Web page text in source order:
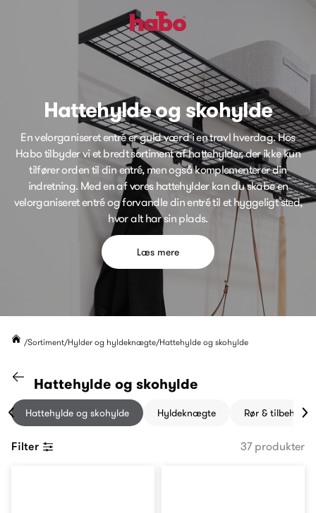
Hattehylde og skohylde
En velorganiseret entré er guld værd i en travl hverdag. Hos
Habo tilbyder vi et bredt sortiment af hattehylder, der ikke kun
tilfører orden til din entré, men også komplementerer din
indretning. Med en af vores hattehylder kan du skabe en
velorganiseret entré og forvandle din entré til et hyggeligt sted,
hvor alt har sin plads.
Læs mere
Sortiment Hylder og hyldeknægte Hattehylde og skohylde
Gå til "Hylder og hyldeknægte" kategori
Hattehylde og skohylde
Hattehylde og skohylde Hyldeknægte Rør & tilbehør
Filter 37 produkter